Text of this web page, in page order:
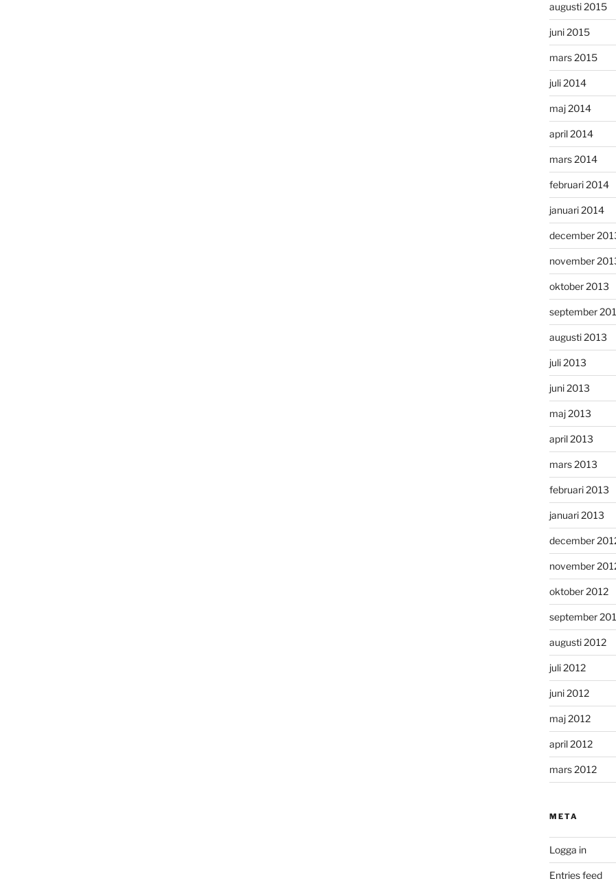
augusti 2015
juni 2015
mars 2015
juli 2014
maj 2014
april 2014
mars 2014
februari 2014
januari 2014
december
november
oktober 2013
september
augusti 2013
juli 2013
juni 2013
maj 2013
april 2013
mars 2013
februari 2013
januari 2013
december
november
oktober 2012
september
augusti 2012
juli 2012
juni 2012
maj 2012
april 2012
mars 2012
META
Logga in
Entries feed